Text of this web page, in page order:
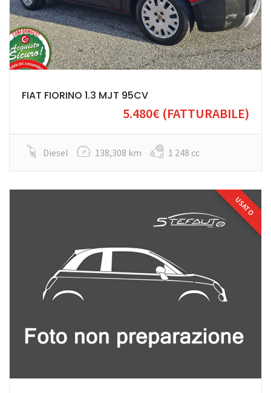
FIAT FIORINO 1.3 MJT 95CV
5.480€ (FATTURABILE)
Diesel 138,308 km 1 248 cc
USATO